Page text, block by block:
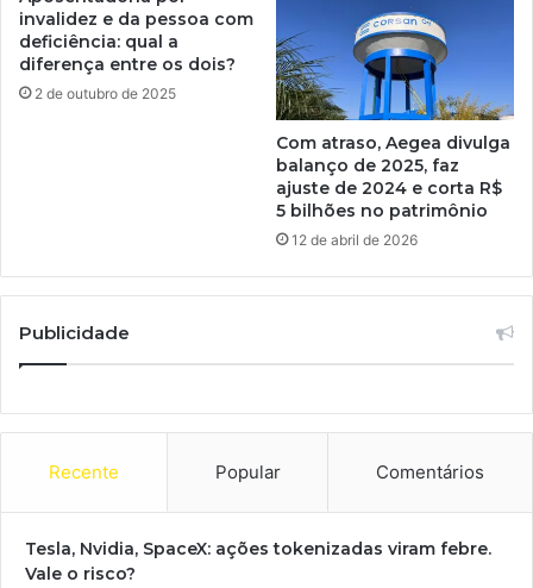
invalidez e da pessoa com
deficiência: qual a
diferença entre os dois?
2 de outubro de 2025
Com atraso, Aegea divulga
balanço de 2025, faz
ajuste de 2024 e corta R$
5 bilhões no patrimônio
12 de abril de 2026
Publicidade
Recente Popular Comentários
Tesla, Nvidia, SpaceX: ações tokenizadas viram febre.
Vale o risco?